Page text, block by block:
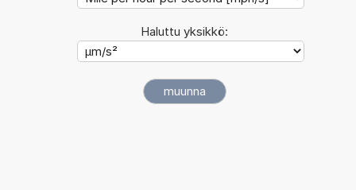
Haluttu yksikkö: